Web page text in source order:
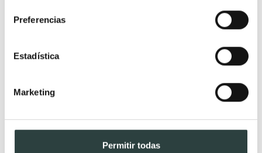
Preferencias
Estadística
Marketing
Permitir todas
Muebles de baño rústicos y
Muebles de baño vintage y
Muebles de baño fondo
Lavabos sobre encimera
Lavabos encastrados
Lavabos suspendidos